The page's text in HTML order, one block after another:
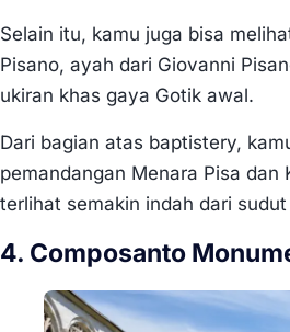
Selain itu, kamu juga bisa
Pisano, ayah dari Giovanni
ukiran khas gaya Gotik awal.
Dari bagian atas baptistery,
pemandangan Menara Pisa dan
terlihat semakin indah dari sudut
4. Composanto